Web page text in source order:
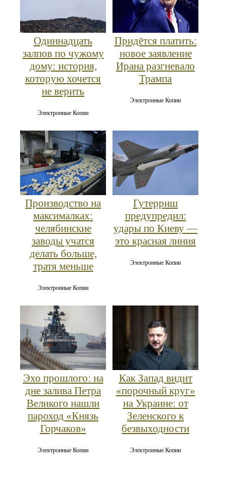
Одиннадцать
залпов по чужому
дому: история,
которую хочется
не верить
Электронные Копии
Придётся платить:
новое заявление
Ирана разгневало
Трампа
Электронные Копии
Производство на
максималках:
челябинские
заводы учатся
делать больше,
тратя меньше
Электронные Копии
Гутерриш
предупредил:
удары по Киеву —
это красная линия
Электронные Копии
Эхо прошлого: на
дне залива Петра
Великого нашли
пароход «Князь
Горчаков»
Электронные Копии
Как Запад видит
«порочный круг»
на Украине: от
Зеленского к
безвыходности
Электронные Копии